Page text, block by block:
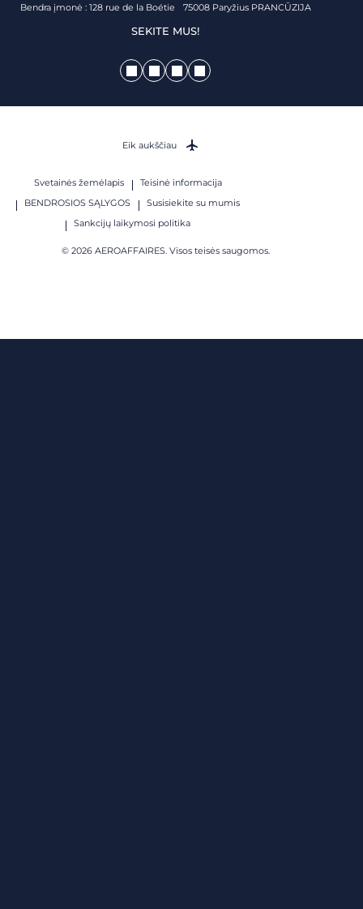
Bendra įmonė : 128 rue de la Boétie 75008 Paryžius PRANCŪZIJA
SEKITE MUS!
Svetainės žemėlapis
Teisinė informacija
BENDROSIOS SĄLYGOS
Susisiekite su mumis
Sankcijų laikymosi politika
© 2026 AEROAFFAIRES. Visos teisės saugomos.
Eik aukščiau